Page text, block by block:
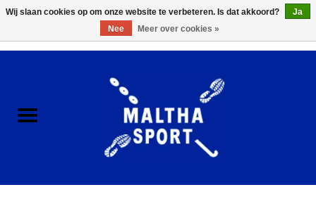
ACCESSOIRES/HARDWARE
KLEDING
Wij slaan cookies op om onze website te verbeteren. Is dat akkoord?
Ja
Nee
Meer over cookies »